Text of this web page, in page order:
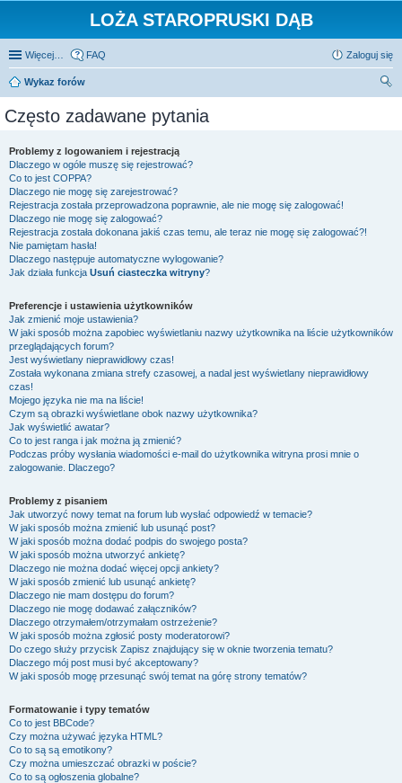
LOŻA STAROPRUSKI DĄB
Więcej… FAQ Zaloguj się
Wykaz forów
Często zadawane pytania
Problemy z logowaniem i rejestracją
Dlaczego w ogóle muszę się rejestrować?
Co to jest COPPA?
Dlaczego nie mogę się zarejestrować?
Rejestracja została przeprowadzona poprawnie, ale nie mogę się zalogować!
Dlaczego nie mogę się zalogować?
Rejestracja została dokonana jakiś czas temu, ale teraz nie mogę się zalogować?!
Nie pamiętam hasła!
Dlaczego następuje automatyczne wylogowanie?
Jak działa funkcja Usuń ciasteczka witryny?
Preferencje i ustawienia użytkowników
Jak zmienić moje ustawienia?
W jaki sposób można zapobiec wyświetlaniu nazwy użytkownika na liście użytkowników
przeglądających forum?
Jest wyświetlany nieprawidłowy czas!
Została wykonana zmiana strefy czasowej, a nadal jest wyświetlany nieprawidłowy
czas!
Mojego języka nie ma na liście!
Czym są obrazki wyświetlane obok nazwy użytkownika?
Jak wyświetlić awatar?
Co to jest ranga i jak można ją zmienić?
Podczas próby wysłania wiadomości e-mail do użytkownika witryna prosi mnie o
zalogowanie. Dlaczego?
Problemy z pisaniem
Jak utworzyć nowy temat na forum lub wysłać odpowiedź w temacie?
W jaki sposób można zmienić lub usunąć post?
W jaki sposób można dodać podpis do swojego posta?
W jaki sposób można utworzyć ankietę?
Dlaczego nie można dodać więcej opcji ankiety?
W jaki sposób zmienić lub usunąć ankietę?
Dlaczego nie mam dostępu do forum?
Dlaczego nie mogę dodawać załączników?
Dlaczego otrzymałem/otrzymałam ostrzeżenie?
W jaki sposób można zgłosić posty moderatorowi?
Do czego służy przycisk Zapisz znajdujący się w oknie tworzenia tematu?
Dlaczego mój post musi być akceptowany?
W jaki sposób mogę przesunąć swój temat na górę strony tematów?
Formatowanie i typy tematów
Co to jest BBCode?
Czy można używać języka HTML?
Co to są są emotikony?
Czy można umieszczać obrazki w poście?
Co to są ogłoszenia globalne?